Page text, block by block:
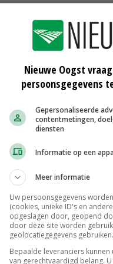
samengewerkt
toekomst nodig. Het
van de bodem
om glyfosaat niet
samenwerken
van Brussel om
LTO zullen
Nieuwe Oogst
persoonsgegevens
Gepersonaliseerde
contentmetingen,
diensten
Informatie op een
Meer informatie
Uw persoonsgegevens
(cookies, unieke ID's en
opgeslagen door, geopend
door deze site worden
geolocatiegegevens gebruiken.
Bepaalde leveranciers
van gerechtvaardigd belang.